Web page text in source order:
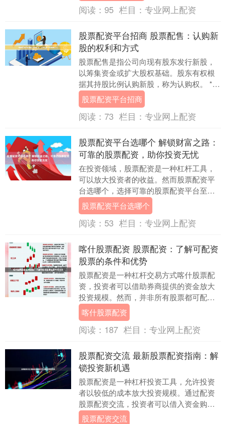
阅读： 95 栏目： 专业网上配资
股票配资平台招商 股票配售：认购新
股的权利和方式
股票配售是指公司向现有股东发行新股，
以筹集资金或扩大股权基础。股东有权根
据其持股比例认购新股，称为认购权。 * **
资金放大：**配资可以放大投资者的资金，
使其....
股票配资平台招商
阅读： 73 栏目： 专业网上配资
股票配资平台选哪个 解锁财富之路：
可靠的股票配资，助你投资无忧
在投资领域，股票配资是一种杠杆工具，
可以放大投资者的收益。然而股票配资平
台选哪个，选择可靠的股票配资平台至关
重要，以确保投资无忧。 * **放大收益：**
通过杠....
股票配资平台选哪个
阅读： 53 栏目： 专业网上配资
喀什股票配资 股票配资：了解可配资
股票的条件和优势
股票配资是一种杠杆交易方式喀什股票配
资，投资者可以借助券商提供的资金放大
投资规模。然而，并非所有股票都可配
资，券商会对可配资股票设定一定的条
件。 了解合法融资操....
喀什股票配资
阅读： 187 栏目： 专业网上配资
股票配资交流 最新股票配资指南：解
锁投资新机遇
股票配资是一种杠杆投资工具，允许投资
者以较低的成本放大投资规模。通过配资
股票配资交流，投资者可以借入资金购买
股票，从而提高潜在收益。 * **放大收益：
股票配资交流